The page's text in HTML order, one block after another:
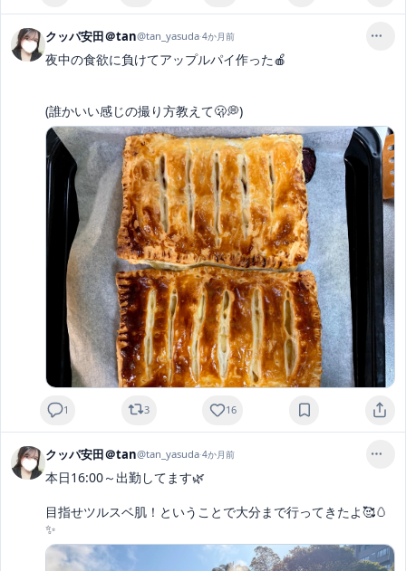
クッパ安田＠tan@tan_yasuda·4か月前
夜中の食欲に負けてアップルパイ作った🍎
(誰かいい感じの撮り方教えて🫢💭)
1 3 16
クッパ安田＠tan@tan_yasuda·4か月前
本日16:00～出勤してます🌿‬
目指せツルスベ肌！ということで大分まで行ってきたよ🥰🥚
✨️